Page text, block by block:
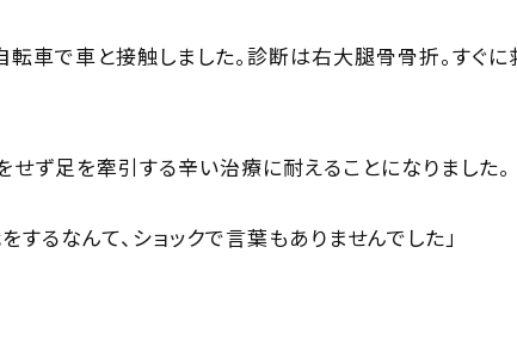
転車で車と接触しました。診断は右大腿骨骨折。すぐ
ず足を牽引する辛い治療に耐えることになりました。
するなんて、ショックで言葉もありませんでした」